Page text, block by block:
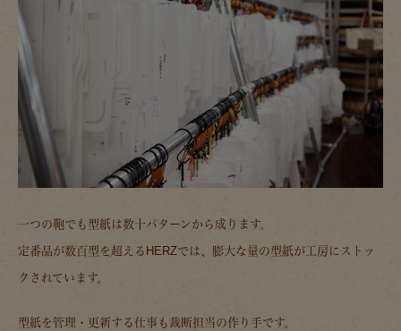
一つの鞄でも型紙は数十パターンから成ります。
定番品が数百型を超えるHERZでは、膨大な量の型紙が工房にストッ
クされています。
型紙を管理・更新する仕事も裁断担当の作り手です。